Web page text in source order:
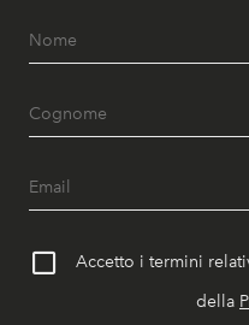
Accetto i termini
della